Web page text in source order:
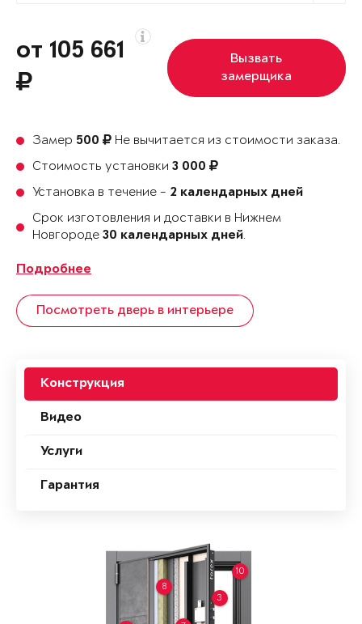
от 105 661
Вызвать
замерщика
Замер 500
Не вычитается из стоимости заказа.
Стоимость установки 3 000
Установка в течение - 2 календарных дней
Срок изготовления и доставки в Нижнем
Новгороде 30 календарных дней.
Подробнее
Посмотреть дверь в интерьере
Конструкция
Видео
Услуги
Гарантия
3
8
10